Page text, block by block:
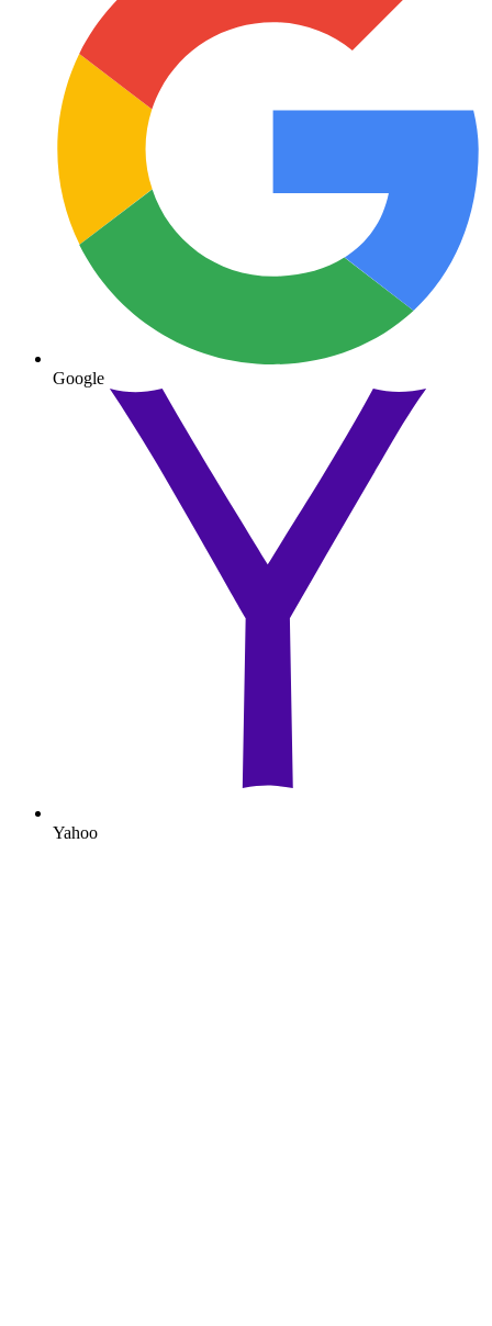
Google
Yahoo